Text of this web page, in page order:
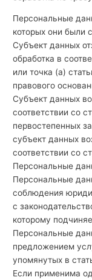
Персональные
которых они были
Субъект данных
обработка в
или точка (а)
правового
Субъект данных
соответствии со
первостепенных
субъект данных
соответствии со
Персональные
Персональные
соблюдения
с
которому
Персональные
предложением
упомянутых в
Если применима